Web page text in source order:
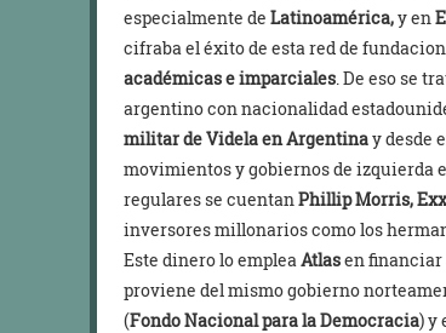
especialmente de Latinoamérica,y en
cifraba el éxito de esta red de
académicas e imparciales . De eso se
argentino con nacionalidad
militar de Videla en Argentinay desde
movimientos y gobiernos de izquierda
regulares se cuentan Phillip Morris,
inversores millonarios como los
Este dinero lo emplea Atlasen financiar
proviene del mismo gobierno
(Fondo Nacional para la Democracia) y